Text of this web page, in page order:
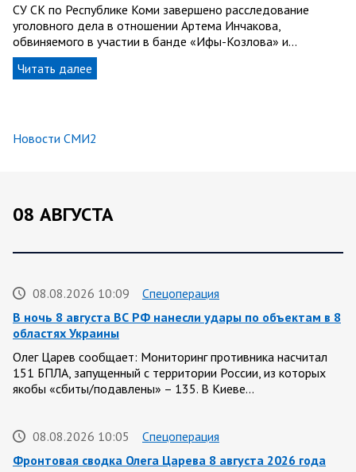
СУ СК по Республике Коми завершено расследование
уголовного дела в отношении Артема Инчакова,
обвиняемого в участии в банде «Ифы-Козлова» и…
Читать далее
Новости СМИ2
08 АВГУСТА
08.08.2026 10:09
Спецоперация
В ночь 8 августа ВС РФ нанесли удары по объектам в 8
областях Украины
Олег Царев сообщает: Мониторинг противника насчитал
151 БПЛА, запущенный с территории России, из которых
якобы «сбиты/подавлены» – 135. В Киеве…
08.08.2026 10:05
Спецоперация
Фронтовая сводка Олега Царева 8 августа 2026 года